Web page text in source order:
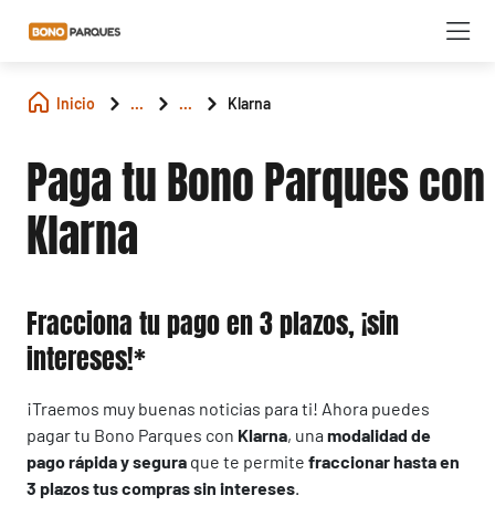
Inicio ... ... Klarna
Paga tu Bono Parques con
Klarna
Fracciona tu pago en 3 plazos, ¡sin
intereses!*
¡Traemos muy buenas noticias para ti! Ahora puedes
pagar tu Bono Parques con Klarna, unamodalidad de
pago rápida y segura que te permite fraccionar hasta en
3 plazos tus comprassin intereses.